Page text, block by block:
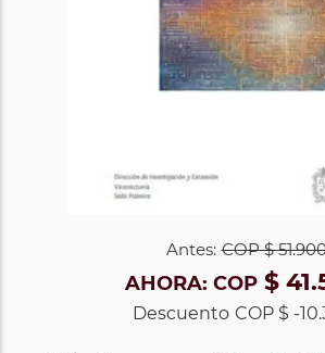
Antes: COP$
AHORA: COP $
Descuento COP $ -